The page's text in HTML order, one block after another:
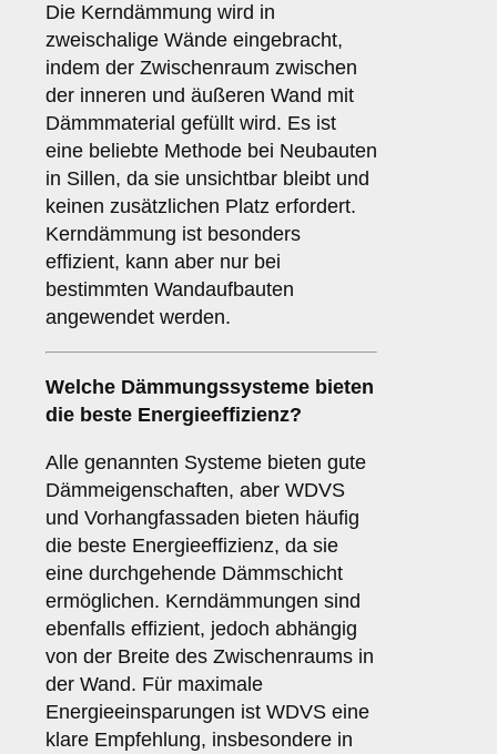
Die Kerndämmung wird in
zweischalige Wände eingebracht,
indem der Zwischenraum zwischen
der inneren und äußeren Wand mit
Dämmmaterial gefüllt wird. Es ist
eine beliebte Methode bei Neubauten
in Sillen, da sie unsichtbar bleibt und
keinen zusätzlichen Platz erfordert.
Kerndämmung ist besonders
effizient, kann aber nur bei
bestimmten Wandaufbauten
angewendet werden.
Welche Dämmungssysteme bieten
die beste Energieeffizienz?
Alle genannten Systeme bieten gute
Dämmeigenschaften, aber WDVS
und Vorhangfassaden bieten häufig
die beste Energieeffizienz, da sie
eine durchgehende Dämmschicht
ermöglichen. Kerndämmungen sind
ebenfalls effizient, jedoch abhängig
von der Breite des Zwischenraums in
der Wand. Für maximale
Energieeinsparungen ist WDVS eine
klare Empfehlung, insbesondere in